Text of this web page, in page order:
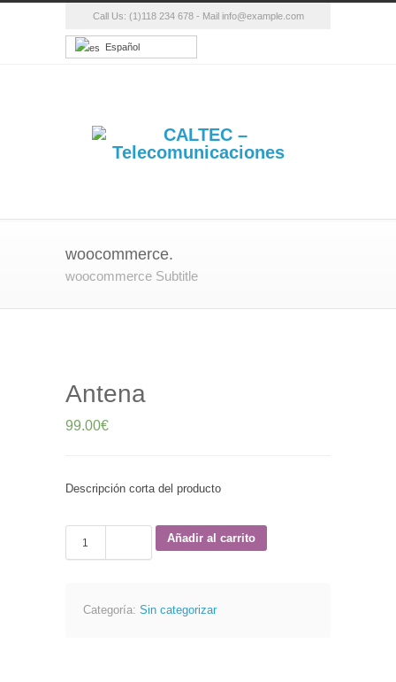
Call Us: (1)118 234 678 - Mail info@example.com
Español
woocommerce.
woocommerce Subtitle
Antena
99.00€
Descripción corta del producto
Añadir al carrito
Categoría: Sin categorizar